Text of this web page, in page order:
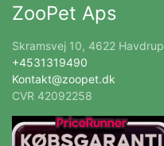
ZooPet Aps
Skramsvej 10, 4622 Havdrup
+4531319490
Kontakt@zoopet.dk
CVR 42092258